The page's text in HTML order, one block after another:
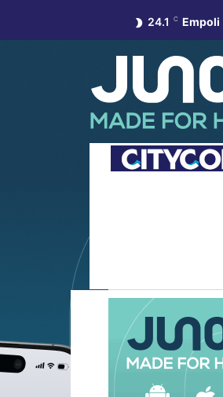
24.1 C Empoli